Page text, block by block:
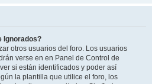
Ignorados?
otros usuarios del foro. Los usuarios
verse en en Panel de Control de
si están identificados y poder así
la plantilla que utilice el foro, los